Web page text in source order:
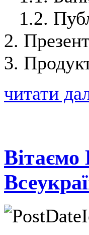
1.2.
2.
3.
читати